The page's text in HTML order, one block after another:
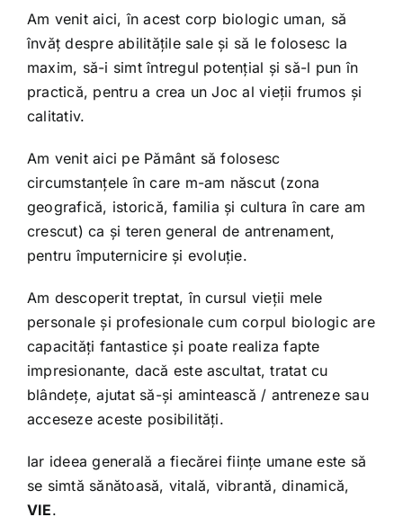
Am venit aici, în acest corp biologic uman, să
învăț despre abilitățile sale și să le folosesc la
maxim, să-i simt întregul potențial și să-l pun în
practică, pentru a crea un Joc al vieții frumos și
calitativ.
Am venit aici pe Pământ să folosesc
circumstanțele în care m-am născut (zona
geografică, istorică, familia și cultura în care am
crescut) ca și teren general de antrenament,
pentru împuternicire și evoluție.
Am descoperit treptat, în cursul vieții mele
personale și profesionale cum corpul biologic are
capacități fantastice și poate realiza fapte
impresionante, dacă este ascultat, tratat cu
blândețe, ajutat să-și amintească / antreneze sau
acceseze aceste posibilități.
Iar ideea generală a fiecărei ființe umane este să
se simtă sănătoasă, vitală, vibrantă, dinamică,
VIE.